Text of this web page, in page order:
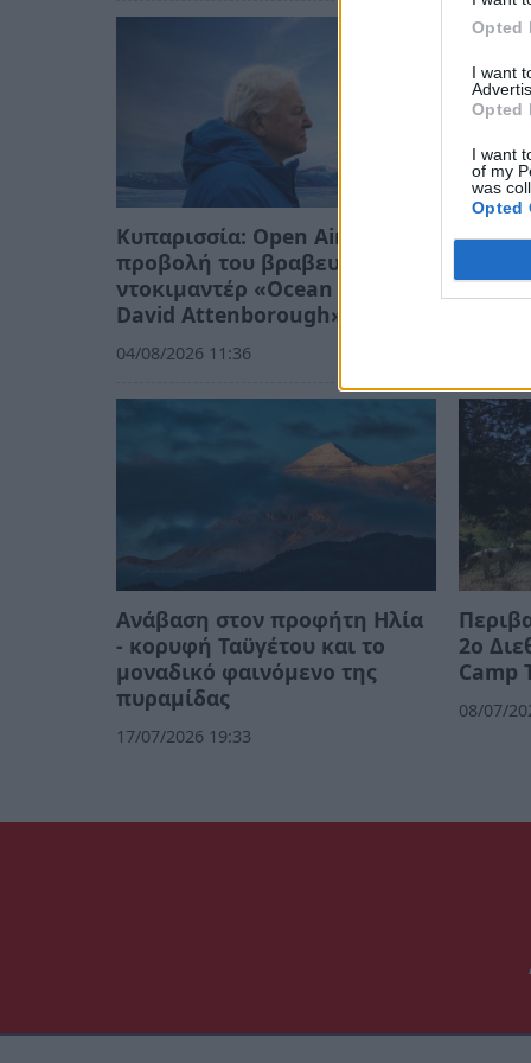
Opted
I want
Opted
I want
of my
was
Opted
Κυπαρισσία: Open Air
προβολή του βραβευμένου
ντοκιμαντέρ «Ocean with
David Attenborough»
04/08/2026 11:36
30/07/
Ανάβαση στον προφήτη Ηλία
- κορυφή Ταϋγέτου και το
μοναδικό φαινόμενο της
πυραμίδας
17/07/2026 19:33
2ο
Camp
08/07/